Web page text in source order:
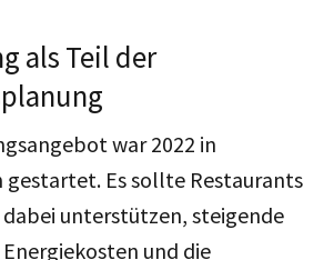
als Teil der
war 2022 in
Es sollte Restaurants
unterstützen, steigende
und die